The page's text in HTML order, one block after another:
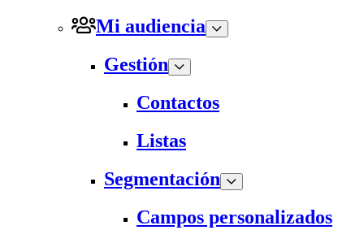
Mi audiencia
Gestión
Contactos
Listas
Segmentación
Campos personalizados